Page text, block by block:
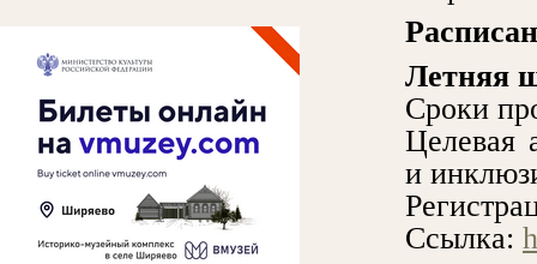
Летняя
Сроки
Целевая
и
Ссылка: